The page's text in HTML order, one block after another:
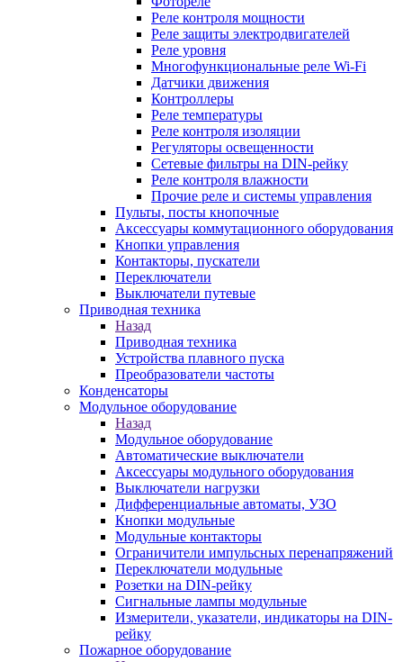
Реле контроля мощности
Реле защиты электродвигателей
Реле уровня
Многофункциональные реле Wi-Fi
Датчики движения
Контроллеры
Реле температуры
Реле контроля изоляции
Регуляторы освещенности
Сетевые фильтры на DIN-рейку
Реле контроля влажности
Прочие реле и системы управления
Пульты, посты кнопочные
Аксессуары коммутационного оборудования
Кнопки управления
Контакторы, пускатели
Переключатели
Выключатели путевые
Приводная техника
Назад
Приводная техника
Устройства плавного пуска
Преобразователи частоты
Конденсаторы
Модульное оборудование
Назад
Модульное оборудование
Автоматические выключатели
Аксессуары модульного оборудования
Выключатели нагрузки
Дифференциальные автоматы, УЗО
Кнопки модульные
Модульные контакторы
Ограничители импульсных перенапряжений
Переключатели модульные
Розетки на DIN-рейку
Сигнальные лампы модульные
Измерители, указатели, индикаторы на DIN-
рейку
Пожарное оборудование